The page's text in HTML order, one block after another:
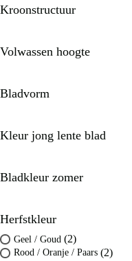
Kroonstructuur
Volwassen hoogte
Bladvorm
Kleur jong lente blad
Bladkleur zomer
Herfstkleur
Geel / Goud (2)
Rood / Oranje / Paars (2)